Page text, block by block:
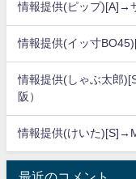
情報提供(ピップ)[A]→
情報提供(イッ寸
情報提供(しゃぶ太郎
阪）
情報提供(けいた
最近のコメント